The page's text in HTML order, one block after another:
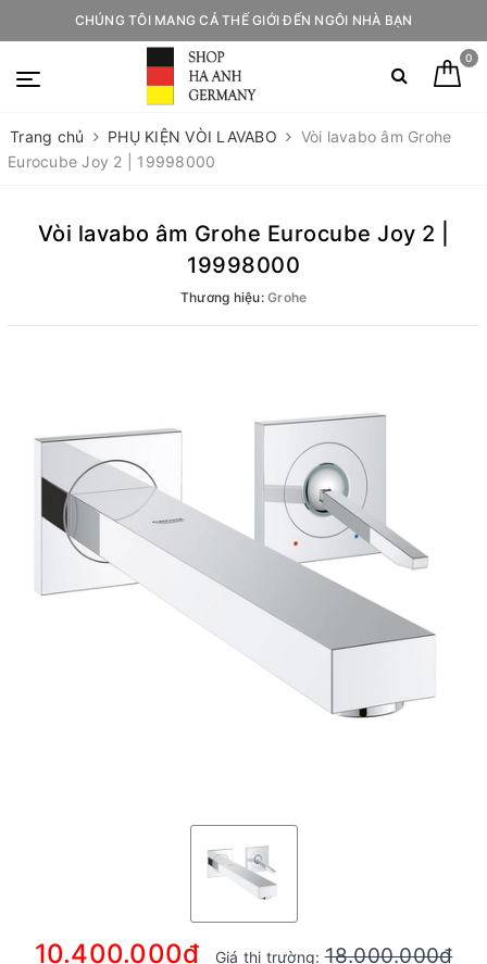
CHÚNG TÔI MANG CẢ THẾ GIỚI ĐẾN NGÔI NHÀ BẠN
0
Trang chủ PHỤ KIỆN VÒI LAVABO
Vòi lavabo âm Grohe
Eurocube Joy 2 | 19998000
Vòi lavabo âm Grohe Eurocube Joy 2 |
19998000
Thương hiệu: Grohe
10.400.000₫ Giá thị trường:18.000.000₫